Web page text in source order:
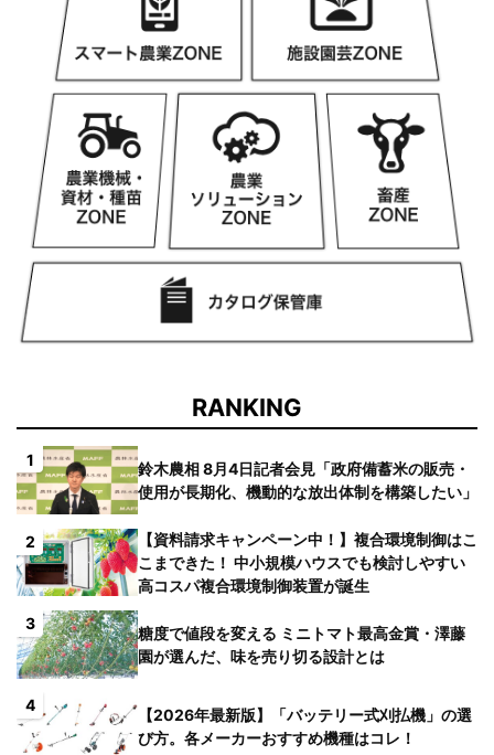
RANKING
1
鈴木農相 8月4日記者会見「政府備蓄米の販売・
使用が長期化、機動的な放出体制を構築したい」
2
【資料請求キャンペーン中！】複合環境制御はこ
こまできた！ 中小規模ハウスでも検討しやすい
高コスパ複合環境制御装置が誕生
3
糖度で値段を変える ミニトマト最高金賞・澤藤
園が選んだ、味を売り切る設計とは
4
【2026年最新版】「バッテリー式刈払機」の選
び方。各メーカーおすすめ機種はコレ！